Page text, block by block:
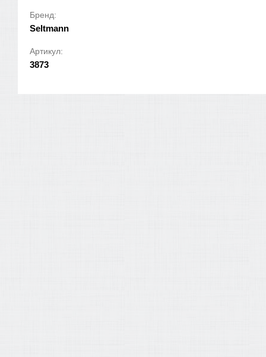
Бренд:
Seltmann
Артикул:
3873